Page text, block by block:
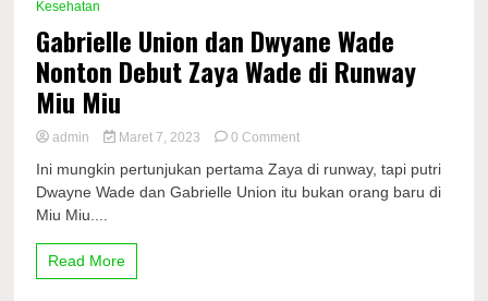
Kesehatan
Gabrielle Union dan Dwyane Wade
Nonton Debut Zaya Wade di Runway
Miu Miu
admin Maret 7, 2023 0 Commenton
Union
dan
Ini mungkin pertunjukan pertama Zaya di runway, tapi putri
Dwayne Wade dan Gabrielle Union itu bukan orang baru di
Miu Miu....
Read More